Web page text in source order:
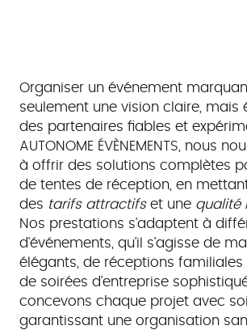
Organiser un événement
seulement une vision claire, mais
des partenaires fiables et
AUTONOME ÉVÈNEMENTS, nous
à offrir des solutions complètes
de tentes de réception, en
des tarifs attractifset une qualité
Nos prestations s'adaptent à
d'événements, qu'il s'agisse de
élégants, de réceptions familiales
de soirées d'entreprise
concevons chaque projet avec
garantissant une organisation